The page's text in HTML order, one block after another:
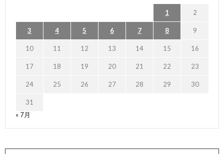
1 2
3 4 5 6 7 8 9
10 11 12 13 14 15 16
17 18 19 20 21 22 23
24 25 26 27 28 29 30
31
« 7月